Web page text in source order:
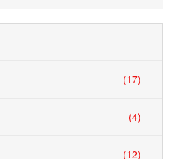
(17)
(4)
(12)